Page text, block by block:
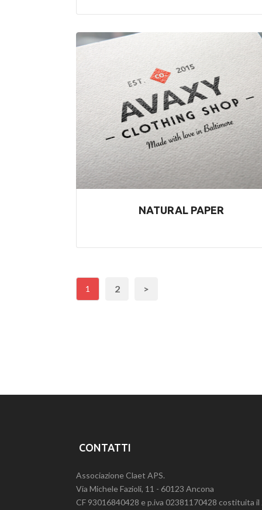
NATURAL PAPER
1 2 >
CONTATTI
Associazione Claet APS.
Via Michele Fazioli, 11 - 60123 Ancona
CF 93016840428 e p.iva 02381170428 costituita